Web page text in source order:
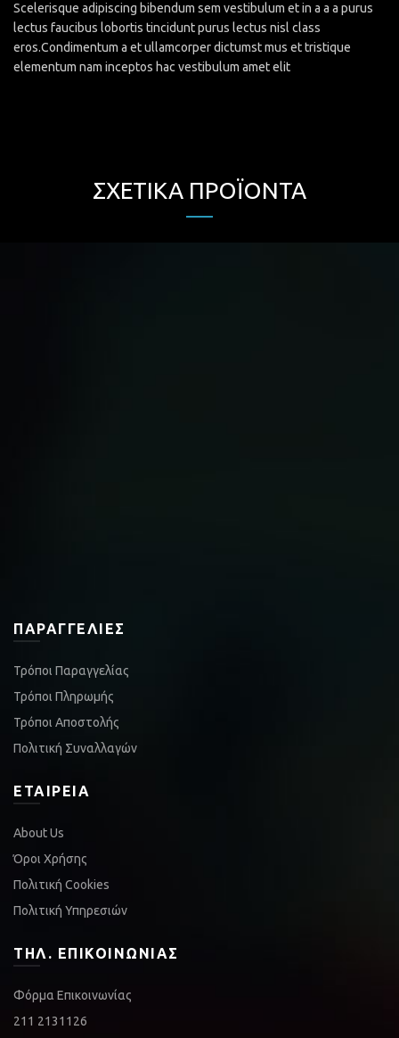
Scelerisque adipiscing bibendum sem vestibulum et in a a a purus
lectus faucibus lobortis tincidunt purus lectus nisl class
eros.Condimentum a et ullamcorper dictumst mus et tristique
elementum nam inceptos hac vestibulum amet elit
ΣΧΕΤΙΚΆ ΠΡΟΪΌΝΤΑ
ΠΑΡΑΓΓΕΛΊΕΣ
Τρόποι Παραγγελίας
Τρόποι Πληρωμής
Τρόποι Αποστολής
Πολιτική Συναλλαγών
ΕΤΑΙΡΕΊΑ
About Us
Όροι Χρήσης
Πολιτική Cookies
Πολιτική Υπηρεσιών
ΤΗΛ. ΕΠΙΚΟΙΝΩΝΊΑΣ
Φόρμα Επικοινωνίας
211 2131126